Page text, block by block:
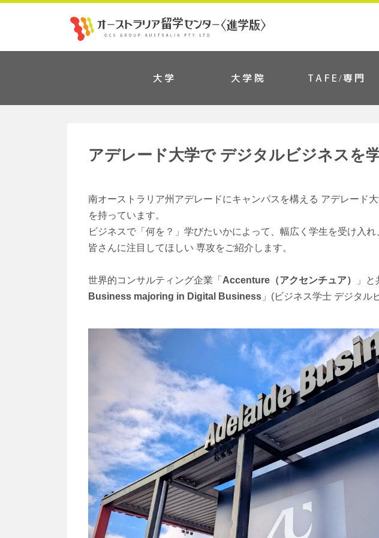
大学 大学院 TAFE/専門
アデレード大学で デジタルビジネスを
南オーストラリア州アデレードにキャンパスを構える アデレード
を持っています。
ビジネスで「何を？」学びたいかによって、幅広く学生を受け入れ
皆さんに注目してほしい 専攻をご紹介します。
世界的コンサルティング企業「 Accenture（アクセンチュア） 」
Business majoring in Digital Business 」(ビジネス学士 デジタル